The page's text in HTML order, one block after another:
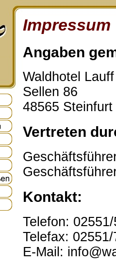
Impressum
Angaben
Waldhotel
Sellen 86
48565 Steinfurt
Vertreten
Kontakt:
Telefon:
Telefax:
E-Mail: